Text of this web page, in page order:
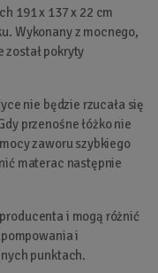
191 x 137 x 22 cm
Wykonany z mocnego,
został pokryty
nie będzie rzucała się
przenośne łóżko nie
zaworu szybkiego
materac następnie
i mogą różnić
i
punktach.